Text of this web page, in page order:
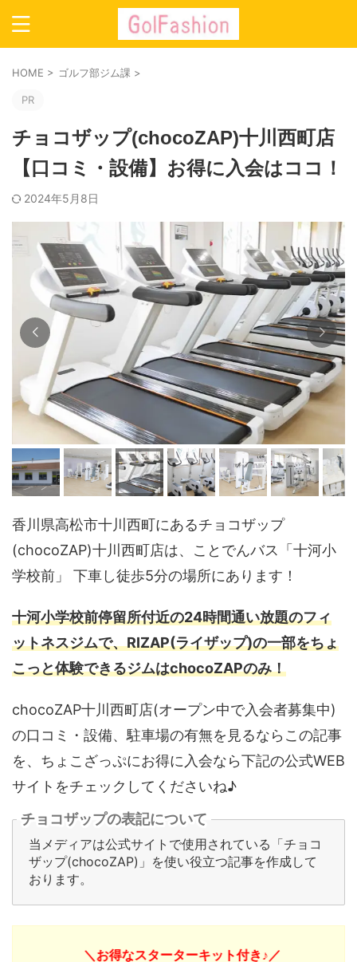
HOME > ゴルフ部ジム課 >
PR
チョコザップ(chocoZAP)十川西町店
【口コミ・設備】お得に入会はココ！
2024年5月8日
香川県高松市十川西町にあるチョコザップ
(chocoZAP)十川西町店は、ことでんバス「十河小
学校前」 下車し徒歩5分の場所にあります！
十河小学校前停留所付近の24時間通い放題のフィ
ットネスジムで、RIZAP(ライザップ)の一部をちょ
こっと体験できるジムはchocoZAPのみ！
chocoZAP十川西町店(オープン中で入会者募集中)
の口コミ・設備、駐車場の有無を見るならこの記事
を、ちょこざっぷにお得に入会なら下記の公式WEB
サイトをチェックしてくださいね♪
チョコザップの表記について
当メディアは公式サイトで使用されている「チョコ
ザップ(chocoZAP)」を使い役立つ記事を作成して
おります。
＼お得なスターターキット付き♪／